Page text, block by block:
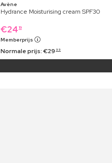
Avène
Hydrance Moisturising cream SPF30
€24 19
Memberprijs
Normale prijs:€29 99